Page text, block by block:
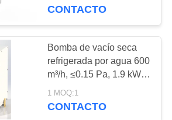
2000 L/S para
CONTACTO
Bomba de vacío seca
refrigerada por agua 600
m³/h, ≤0.15 Pa, 1.9 kW,
GRM601
1 MOQ:1
CONTACTO